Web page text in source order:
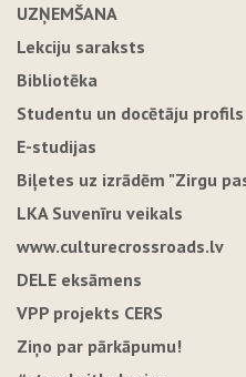
UZŅEMŠANA
Lekciju saraksts
Bibliotēka
Studentu un docētāju profils
E-studijas
Biļetes uz izrādēm "Zirgu
LKA Suvenīru veikals
www.culturecrossroads.lv
DELE eksāmens
VPP projekts CERS
Ziņo par pārkāpumu!